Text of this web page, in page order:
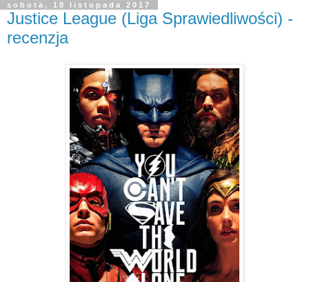
sobota, 18 listopada 2017
Justice League (Liga Sprawiedliwości) -
recenzja